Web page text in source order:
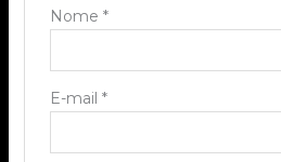
Nome *
E-mail *